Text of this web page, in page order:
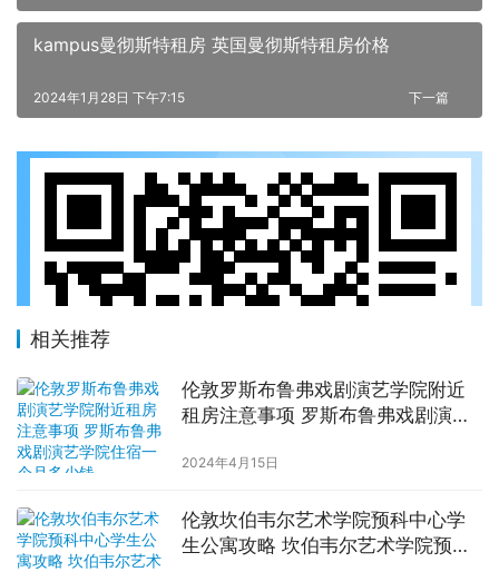
kampus曼彻斯特租房 英国曼彻斯特租房价格
下一篇
2024年1月28日 下午7:15
相关推荐
伦敦罗斯布鲁弗戏剧演艺学院附近
租房注意事项 罗斯布鲁弗戏剧演艺
2024年4月15日
伦敦坎伯韦尔艺术学院预科中心学
生公寓攻略 坎伯韦尔艺术学院预科